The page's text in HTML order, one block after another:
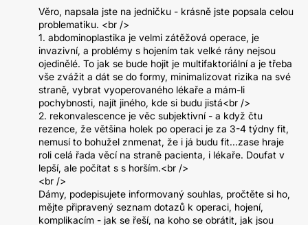
Věro, napsala jste na jedničku - krásně jste popsala celou
problematiku. <br />
1. abdominoplastika je velmi zátěžová operace, je
invazivní, a problémy s hojením tak velké rány nejsou
ojedinělé. To jak se bude hojit je multifaktoriální a je třeba
vše zvážit a dát se do formy, minimalizovat rizika na své
straně, vybrat vyoperovaného lékaře a mám-li
pochybnosti, najít jiného, kde si budu jistá<br />
2. rekonvalescence je věc subjektivní - a když čtu
rezence, že většina holek po operaci je za 3-4 týdny fit,
nemusí to bohužel znmenat, že i já budu fit...zase hraje
roli celá řada věcí na straně pacienta, i lékaře. Doufat v
lepší, ale počítat s s horším.<br />
<br />
Dámy, podepisujete informovaný souhlas, pročtěte si ho,
mějte připravený seznam dotazů k operaci, hojení,
komplikacím - jak se řeší, na koho se obrátit, jak jsou